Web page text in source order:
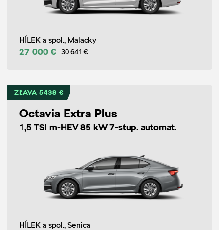
HÍLEK a spol., Malacky
27 000 € 30 641 €
ZĽAVA 5438 €
Octavia Extra Plus
1,5 TSI m-HEV 85 kW 7-stup. automat.
HÍLEK a spol., Senica